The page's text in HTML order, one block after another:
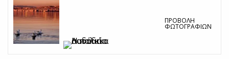
ΠΡΟΒΟΛΉ
ΦΩΤΟΓΡΑΦΙΏΝ